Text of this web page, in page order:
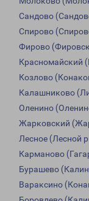
Сандово
Спирово
Фирово
Красномайский
Козлово
Калашниково
Оленино
Жарковский
Лесное (Лесной
Карманово
Бурашево
Вараксино